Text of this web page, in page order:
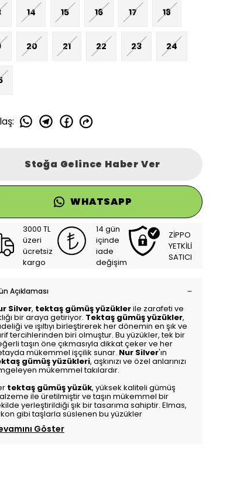
14 15 16 17 18
20 21 22 23 24
:
Stoğa Gelince Haber Ver
WHATSAPP
3000 TL
üzeri
ücretsiz
kargo
14 gün
içinde
iade
değişim
ZİPPO
YETKİLİ
SATICI
Açıklaması
Silver, tektaş gümüş yüzüklerile zarafeti ve
bir araya getiriyor. Tektaş gümüş yüzükler,
ve ışıltıyı birleştirerek her dönemin en şık ve
tercihlerinden biri olmuştur. Bu yüzükler, tek bir
taşın öne çıkmasıyla dikkat çeker ve her
mükemmel işçilik sunar. Nur Silver'ın
gümüş yüzükleri, aşkınızı ve özel anlarınızı
mükemmel takılardır.
tektaş gümüş yüzük, yüksek kaliteli gümüş
ile üretilmiştir ve taşın mükemmel bir
yerleştirildiği şık bir tasarıma sahiptir. Elmas,
gibi taşlarla süslenen bu yüzükler
Göster